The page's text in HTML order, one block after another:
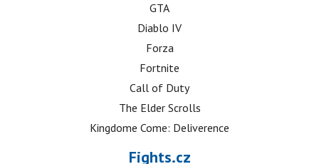
GTA
Diablo IV
Forza
Fortnite
Call of Duty
The Elder Scrolls
Kingdome Come: Deliverence
Fights.cz